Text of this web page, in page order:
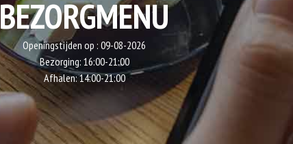
BEZORGMENU
Openingstijden op : 09-08-2026
Bezorging: 16:00-21:00
Afhalen:14:00-21:00